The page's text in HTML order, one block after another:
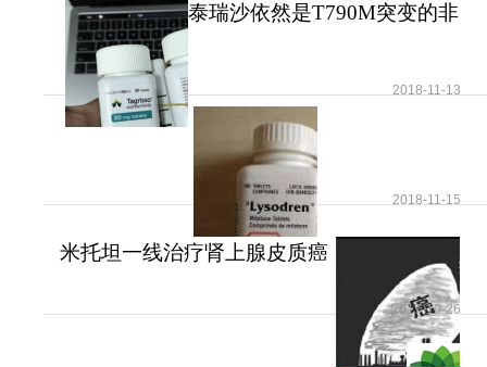
泰瑞沙依然是T790M突变的非
2018-11-13
米托坦一线治疗肾上腺皮质癌
2018-11-15
2017-10-26